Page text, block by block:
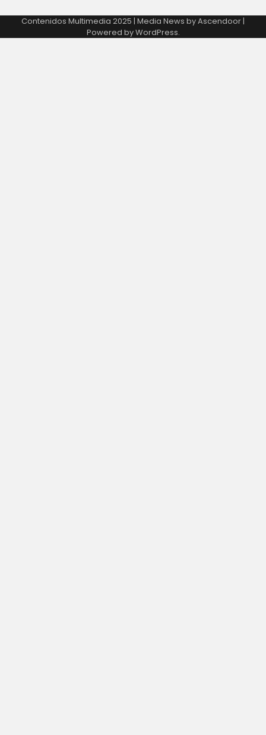
Contenidos Multimedia 2025 | Media News byAscendoor|
Powered byWordPress.